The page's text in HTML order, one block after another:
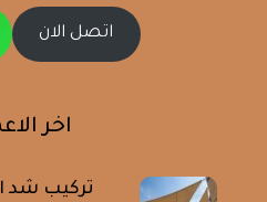
اتصل الان
اخر
تركيب شد